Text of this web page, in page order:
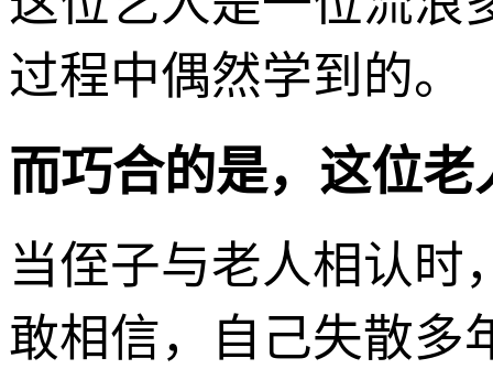
过程中偶然学到的。
而巧合的是，这位
当侄子与老人相认时
敢相信，自己失散多